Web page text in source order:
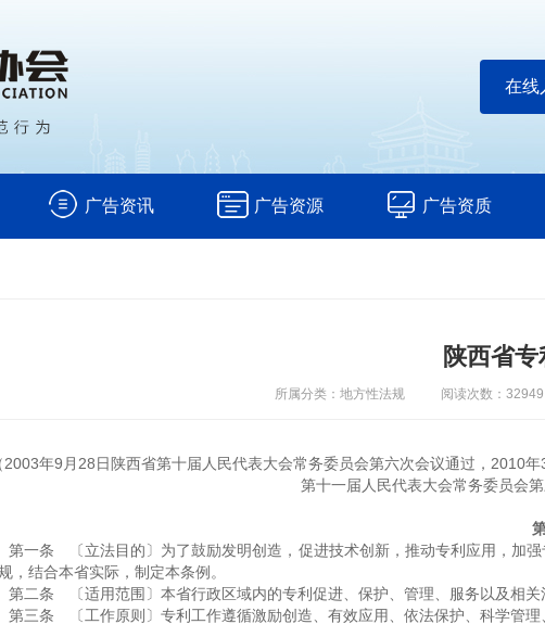
在线
广告资讯 广告资源 广告资质
陕西省专
所属分类：地方性法规 阅读次数：32949
2003年9月28日陕西省第十届人民代表大会常务委员会第六次会议通过，
第十一届人民代表大会常务委员会
第一条 〔立法目的〕为了鼓励发明创造，促进技术创新，推动专利应用，加
，结合本省实际，制定本条例。
第二条 〔适用范围〕本省行政区域内的专利促进、保护、管理、服务以及相关
第三条 〔工作原则〕专利工作遵循激励创造、有效应用、依法保护、科学管理